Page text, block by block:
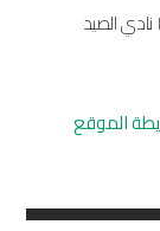
الموقع